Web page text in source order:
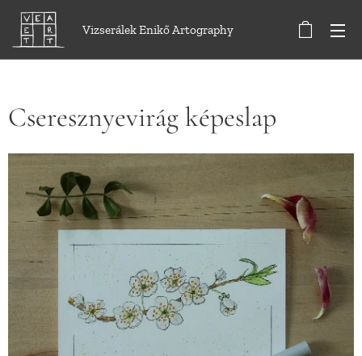
Vizserálek Enikő Artography
Cseresznyevirág képeslap